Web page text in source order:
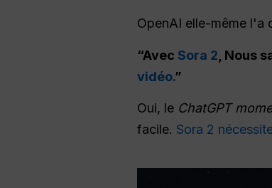
OpenAI elle-même l'a
“Avec Sora 2 , Nous
vidéo.”
Oui, le ChatGPT
facile. Sora 2